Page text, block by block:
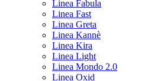
Linea Fabula
Linea Fast
Linea Greta
Linea Kannè
Linea Kira
Linea Light
Linea Mondo 2.0
Linea Oxid